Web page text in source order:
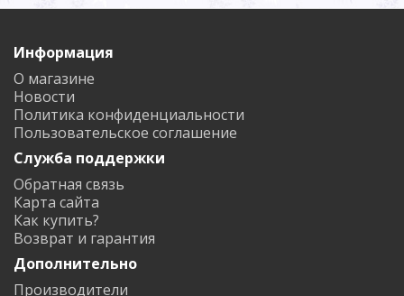
Информация
О магазине
Новости
Политика конфиденциальности
Пользовательское соглашение
Служба поддержки
Обратная связь
Карта сайта
Как купить?
Возврат и гарантия
Дополнительно
Производители